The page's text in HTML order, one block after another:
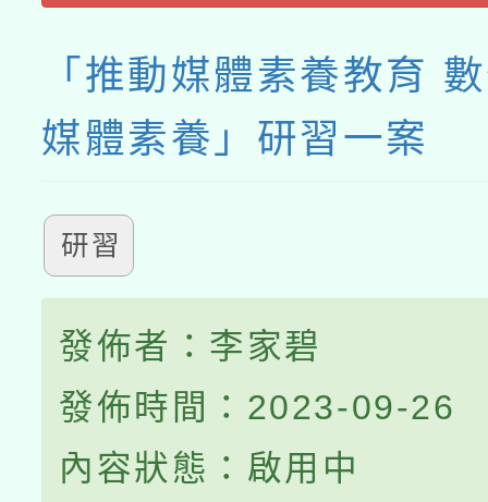
「推動媒體素養教育
媒體素養」研習一案
研習
發佈者：李家碧
發佈時間：2023-09-26
內容狀態：啟用中